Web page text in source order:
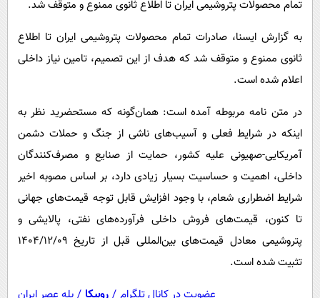
سرگرمی
گوناگون
محیط زیست
سلامت
بین الملل
اجتماعی
حیات وحش
پیامک
آشپزی
تمام محصولات پتروشیمی ایران تا اطلاع ثانوی ممنوع و متوقف شد.
به گزارش ایسنا، صادرات تمام محصولات پتروشیمی ایران تا اطلاع
ثانوی ممنوع و متوقف شد که هدف از این تصمیم، تامین نیاز داخلی
اعلام شده است.
در متن نامه مربوطه آمده است: همان‌گونه که مستحضرید نظر به
اینکه در شرایط فعلی و آسیب‌های ناشی از جنگ و حملات دشمن
آمریکایی-صهیونی علیه کشور، حمایت از صنایع و مصرف‌کنندگان
داخلی، اهمیت و حساسیت بسیار زیادی دارد، بر اساس مصوبه اخیر
شرایط اضطراری شعام، با وجود افزایش قابل توجه قیمت‌های جهانی
تا کنون، قیمت‌های فروش داخلی فرآورده‌های نفتی، پالایشی و
پتروشیمی معادل قیمت‌های بین‌المللی قبل از تاریخ ۱۴۰۴/۱۲/۰۹
تثبیت شده است.